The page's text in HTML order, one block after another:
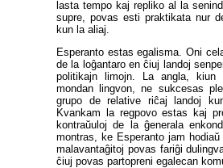
lasta tempo kaj repliko al la
supre, povas esti praktikata nur
kun la aliaj.
Esperanto estas egalisma. Oni
de la loĝantaro en ĉiuj landoj
politikajn limojn. La angla,
mondan lingvon, ne sukcesas
grupo de relative riĉaj landoj
Kvankam la regpovo estas kaj
kontraŭuloj de la ĝenerala
montras, ke Esperanto jam
malavantaĝitoj povas fariĝi
ĉiuj povas partopreni egalecan